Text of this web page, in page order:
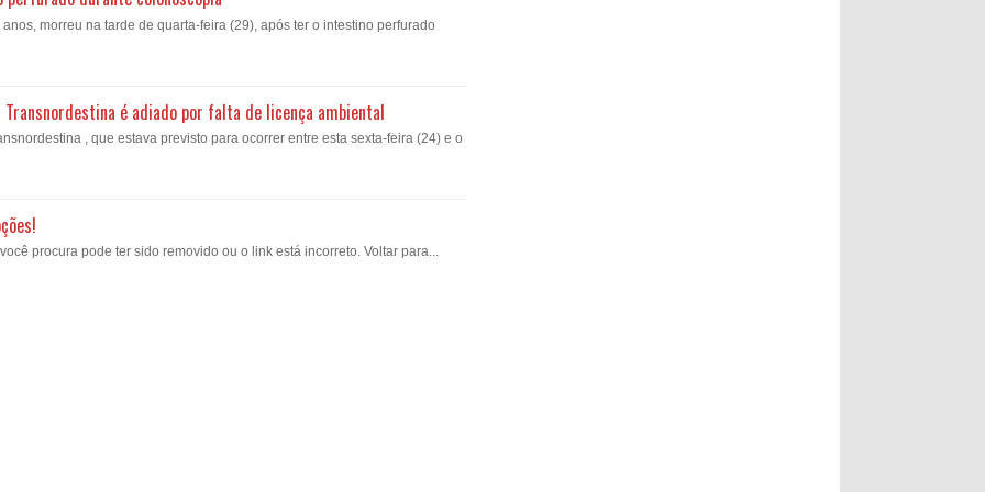
morreu na tarde de quarta-feira (29), após ter o intestino perfurado
é adiado por falta de licença ambiental
, que estava previsto para ocorrer entre esta sexta-feira (24) e o
procura pode ter sido removido ou o link está incorreto. Voltar para...